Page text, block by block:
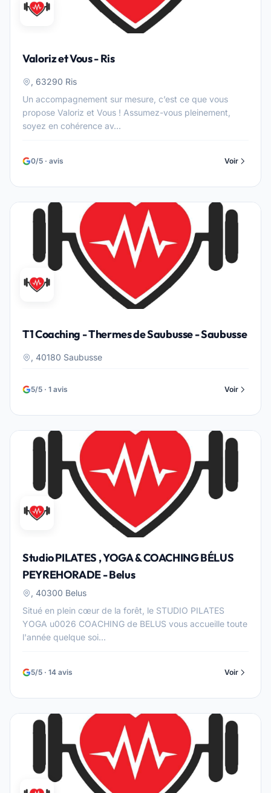
Valoriz et Vous - Ris
, 63290 Ris
Un accompagnement sur mesure, c’est ce que vous
propose Valoriz et Vous ! Assumez-vous pleinement,
soyez en cohérence av...
0/5 · avis Voir
T1 Coaching - Thermes de Saubusse - Saubusse
, 40180 Saubusse
5/5 · 1 avis Voir
Studio PILATES , YOGA & COACHING BÉLUS
PEYREHORADE - Belus
, 40300 Belus
Situé en plein cœur de la forêt, le STUDIO PILATES
YOGA u0026 COACHING de BELUS vous accueille toute
l'année quelque soi...
5/5 · 14 avis Voir